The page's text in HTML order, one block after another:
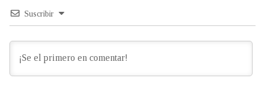
Suscribir